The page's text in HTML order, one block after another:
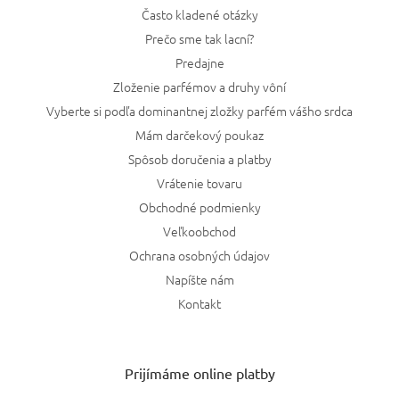
Často kladené otázky
Prečo sme tak lacní?
Predajne
Zloženie parfémov a druhy vôní
Vyberte si podľa dominantnej zložky parfém vášho srdca
Mám darčekový poukaz
Spôsob doručenia a platby
Vrátenie tovaru
Obchodné podmienky
Veľkoobchod
Ochrana osobných údajov
Napíšte nám
Kontakt
Prijímáme online platby